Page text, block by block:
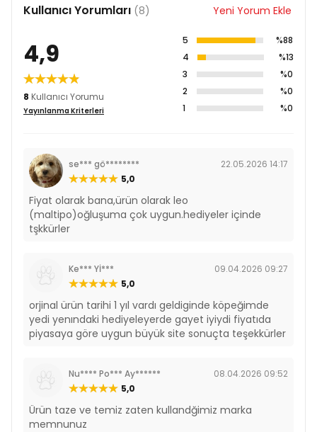
Selenyum 0,08 mg
Kullanıcı Yorumları (8) Yeni Yorum Ekle
4,9
8 Kullanıcı Yorumu
Yayınlanma Kriterleri
5
%88
4
%13
3
%0
2
%0
1
%0
se*** gö********
22.05.2026 14:17
5,0
Fiyat olarak bana,ürün olarak leo
(maltipo)oğluşuma çok uygun.hediyeler içinde
tşkkürler
Ke*** Yİ***
09.04.2026 09:27
5,0
orjinal ürün tarihi 1 yıl vardı geldiginde köpeğimde
yedi yenındaki hediyeleyerde gayet iyiydi fiyatıda
piyasaya göre uygun büyük site sonuçta teşekkürler
Nu**** Po*** Ay******
08.04.2026 09:52
5,0
Ürün taze ve temiz zaten kullandğimiz marka
memnunuz